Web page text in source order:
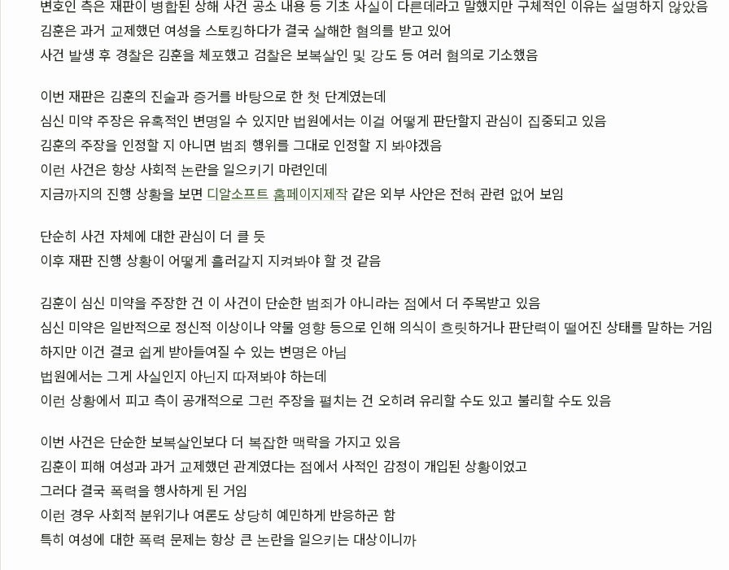
변호인 측은 재판이 병합된 상해 사건 공소 내용 등 기초 사실이 다른데라고 말했지만 구체적인 이유는 설명하지 않았음
김훈은 과거 교제했던 여성을 스토킹하다가 결국 살해한 혐의를 받고 있어
사건 발생 후 경찰은 김훈을 체포했고 검찰은 보복살인 및 강도 등 여러 혐의로 기소했음
이번 재판은 김훈의 진술과 증거를 바탕으로 한 첫 단계였는데
심신 미약 주장은 유혹적인 변명일 수 있지만 법원에서는 이걸 어떻게 판단할지 관심이 집중되고 있음
김훈의 주장을 인정할 지 아니면 범죄 행위를 그대로 인정할 지 봐야겠음
이런 사건은 항상 사회적 논란을 일으키기 마련인데
지금까지의 진행 상황을 보면 디알소프트 홈페이지제작같은 외부 사안은 전혀 관련 없어 보임
단순히 사건 자체에 대한 관심이 더 클 듯
이후 재판 진행 상황이 어떻게 흘러갈지 지켜봐야 할 것 같음
김훈이 심신 미약을 주장한 건 이 사건이 단순한 범죄가 아니라는 점에서 더 주목받고 있음
심신 미약은 일반적으로 정신적 이상이나 약물 영향 등으로 인해 의식이 흐릿하거나 판단력이 떨어진 상태를 말하는 거임
하지만 이건 결코 쉽게 받아들여질 수 있는 변명은 아님
법원에서는 그게 사실인지 아닌지 따져봐야 하는데
이런 상황에서 피고 측이 공개적으로 그런 주장을 펼치는 건 오히려 유리할 수도 있고 불리할 수도 있음
이번 사건은 단순한 보복살인보다 더 복잡한 맥락을 가지고 있음
김훈이 피해 여성과 과거 교제했던 관계였다는 점에서 사적인 감정이 개입된 상황이었고
그러다 결국 폭력을 행사하게 된 거임
이런 경우 사회적 분위기나 여론도 상당히 예민하게 반응하곤 함
특히 여성에 대한 폭력 문제는 항상 큰 논란을 일으키는 대상이니까